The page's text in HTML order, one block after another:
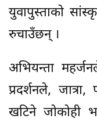
युवापुस्ताको
रुचाउँछन् ।
अभियन्ता
प्रदर्शनले,
खटिने जोकोही